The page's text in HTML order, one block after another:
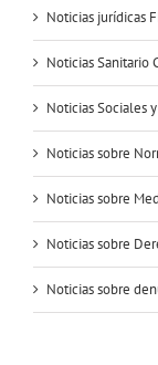
Noticias jurídicas
Noticias Sanitario
Noticias Sociales
Noticias sobre
Noticias sobre
Noticias sobre
Noticias sobre